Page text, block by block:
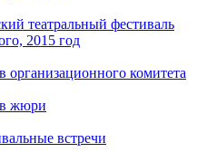
театральный фестиваль
2015 год
организационного комитета
жюри
встречи